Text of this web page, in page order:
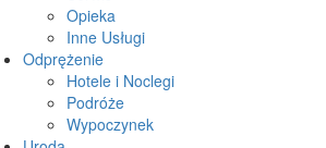
Opieka
Inne Usługi
Odprężenie
Hotele i Noclegi
Podróże
Wypoczynek